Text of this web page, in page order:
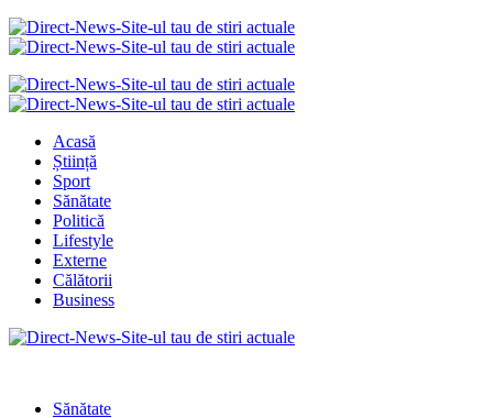
Acasă
Știință
Sport
Sănătate
Politică
Lifestyle
Externe
Călătorii
Business
Sănătate